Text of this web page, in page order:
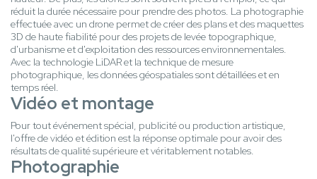
réduit la durée nécessaire pour prendre des photos. La photographie
effectuée avec un drone permet de créer des plans et des maquettes
3D de haute fiabilité pour des projets de levée topographique,
d'urbanisme et d'exploitation des ressources environnementales.
Avec la technologie LiDAR et la technique de mesure
photographique, les données géospatiales sont détaillées et en
temps réel.
Vidéo et montage
Pour tout événement spécial, publicité ou production artistique,
l'offre de vidéo et édition est la réponse optimale pour avoir des
résultats de qualité supérieure et véritablement notables.
Photographie